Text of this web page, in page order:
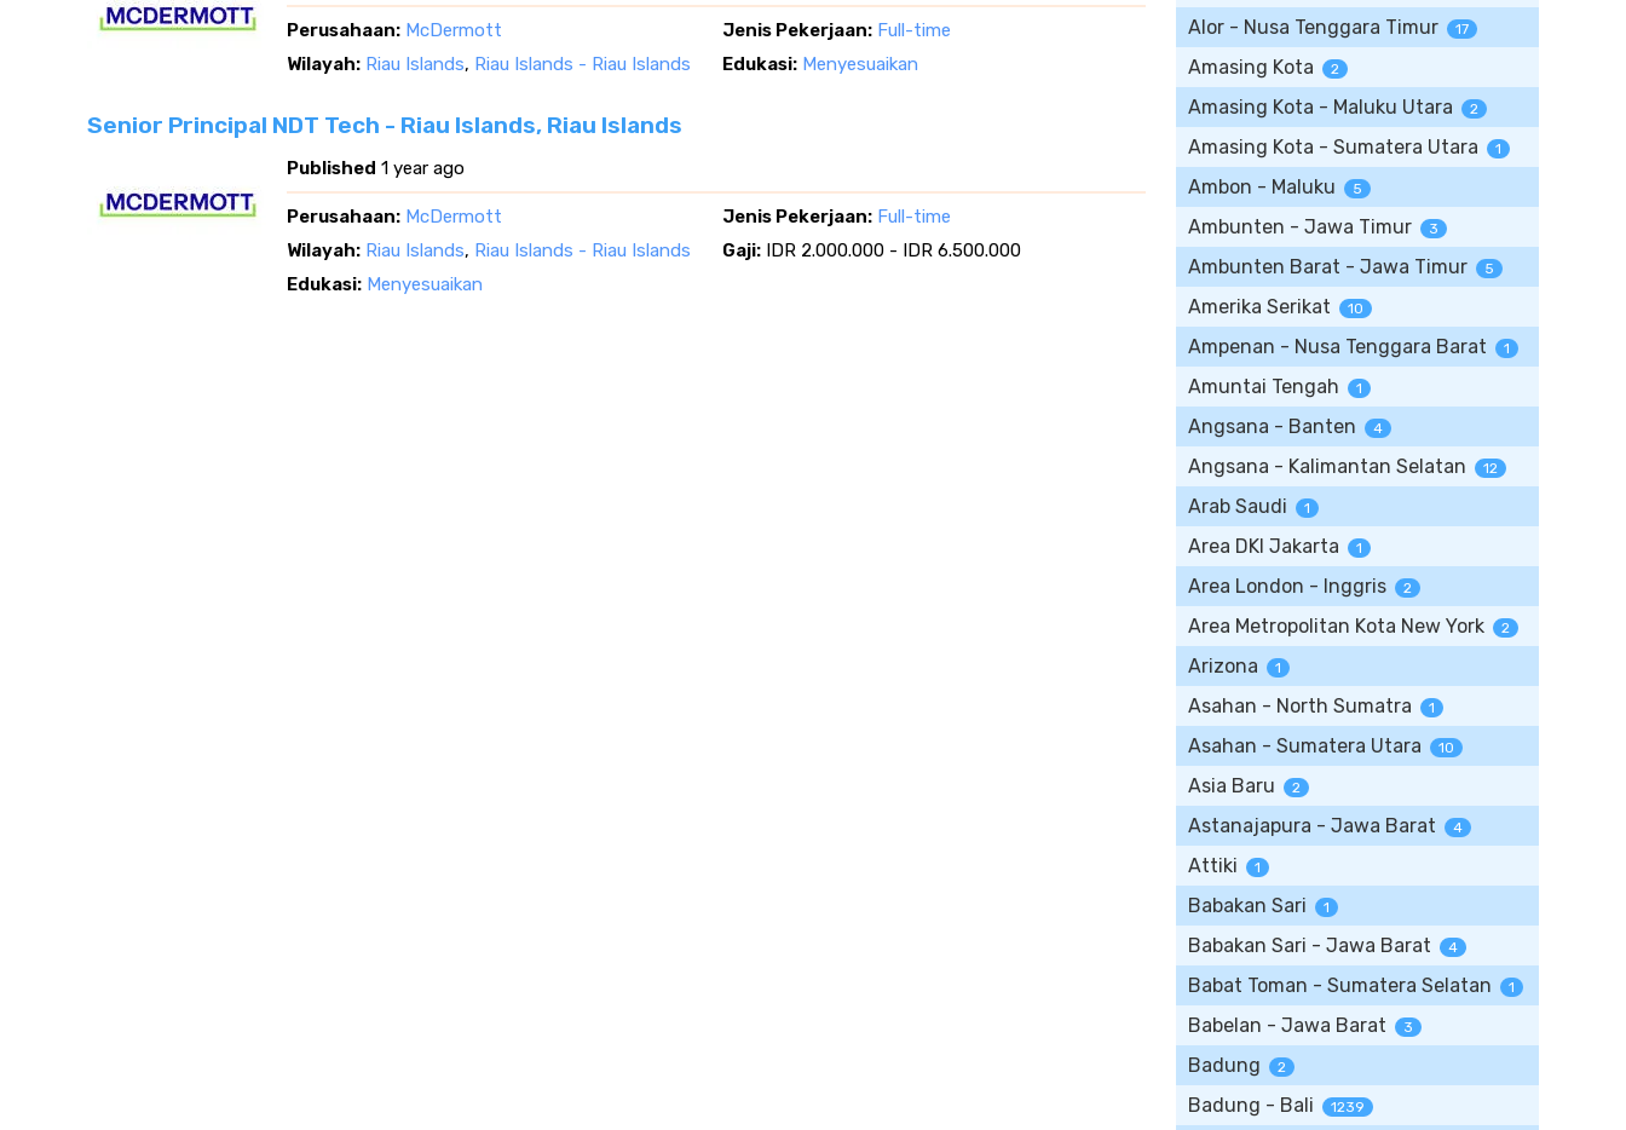
Perusahaan: McDermott Jenis Pekerjaan: Full-time
Wilayah: Riau Islands, Riau Islands - Riau Islands Edukasi: Menyesuaikan
Senior Principal NDT Tech - Riau Islands, Riau Islands
Published 1 year ago
Perusahaan: McDermott Jenis Pekerjaan: Full-time
Wilayah: Riau Islands, Riau Islands - Riau Islands Gaji: IDR 2.000.000 - IDR 6.500.000
Edukasi: Menyesuaikan
Alor - Nusa Tenggara Timur 17
Amasing Kota 2
Amasing Kota - Maluku Utara 2
Amasing Kota - Sumatera Utara 1
Ambon - Maluku 5
Ambunten - Jawa Timur 3
Ambunten Barat - Jawa Timur 5
Amerika Serikat 10
Ampenan - Nusa Tenggara Barat 1
Amuntai Tengah 1
Angsana - Banten 4
Angsana - Kalimantan Selatan 12
Arab Saudi 1
Area DKI Jakarta 1
Area London - Inggris 2
Area Metropolitan Kota New York 2
Arizona 1
Asahan - North Sumatra 1
Asahan - Sumatera Utara 10
Asia Baru 2
Astanajapura - Jawa Barat 4
Attiki 1
Babakan Sari 1
Babakan Sari - Jawa Barat 4
Babat Toman - Sumatera Selatan 1
Babelan - Jawa Barat 3
Badung 2
Badung - Bali 1239